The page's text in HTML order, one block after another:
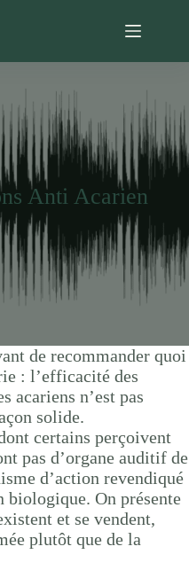
Anti Acarien
de recommander quoi
: l’efficacité des
acariens n’est pas
solide.
certains perçoivent
pas d’organe auditif de
d’action revendiqué
On présente
et se vendent,
plutôt que de la